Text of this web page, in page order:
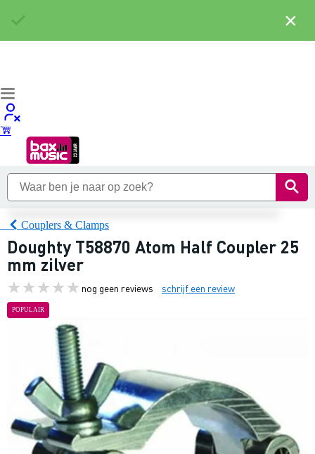
Couplers & Clamps
Doughty T58870 Atom Half Coupler 25
mm zilver
nog geen reviews schrijf een review
POPULAIR
×